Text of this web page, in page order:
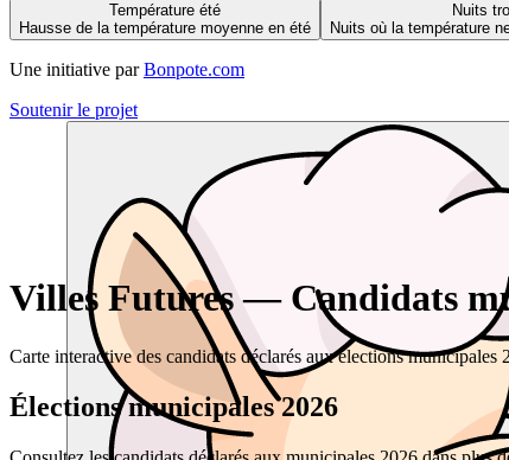
Température été
Hausse de la température moyenne en été
Nuits
Nuits où la température
Une initiative par Bonpote.com
Soutenir le projet
Villes Futures — Candidats
Carte interactive des candidats déclarés aux élections
Élections municipales 2026